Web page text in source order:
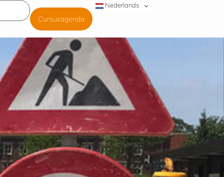
Cursusagenda
Nederlands